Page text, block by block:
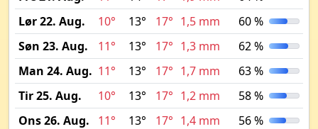
Lør 22. Aug.
10° 13° 17° 1,5 mm
60 %
Søn 23. Aug.
11° 13° 17° 1,3 mm
62 %
Man 24. Aug. 11° 13° 17° 1,7 mm
63 %
Tir 25. Aug.
10° 13° 17° 1,2 mm
58 %
Ons 26. Aug.
11° 13° 17° 1,4 mm
56 %